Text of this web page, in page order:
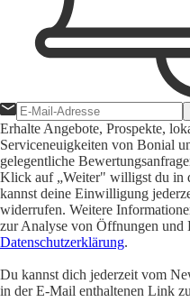
Erhalte Angebote, Prospekte,
Serviceneuigkeiten von Bonial
gelegentliche
Klick auf „Weiter" willigst du in
kannst deine Einwilligung
widerrufen. Weitere
zur Analyse von Öffnungen und
Datenschutzerklärung.
Du kannst dich jederzeit vom
in der E-Mail enthaltenen Link